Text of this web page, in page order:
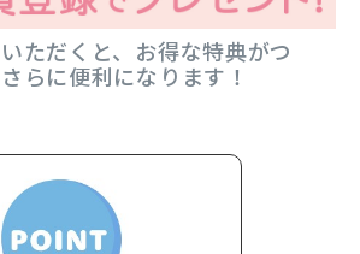
ただくと、お得な特典がつ
らに便利になります！